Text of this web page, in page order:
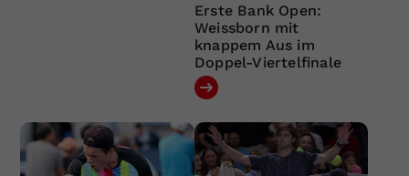
Erste Bank Open:
Weissborn mit
knappem Aus im
Doppel-Viertelfinale